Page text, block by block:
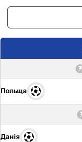
Польща
Данія